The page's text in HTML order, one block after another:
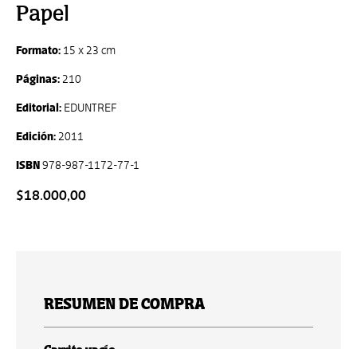
Papel
Formato: 15 x 23 cm
Páginas: 210
Editorial: EDUNTREF
Edición: 2011
ISBN978-987-1172-77-1
$18.000,00
RESUMEN DE COMPRA